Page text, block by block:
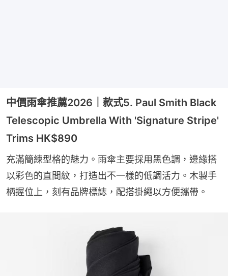
中價雨傘推薦2026｜款式5. Paul Smith Black
Telescopic Umbrella With 'Signature Stripe'
Trims HK$890
充滿簡練型格的魅力。雨傘主要採用黑色調，邊緣搭
以彩色的直間紋，打造出不一樣的低調活力。木製手
柄握位上，刻有品牌標誌，配搭掛繩以方便攜帶。